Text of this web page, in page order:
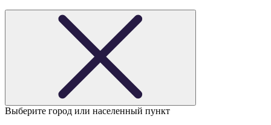
Выберите город или населенный пункт